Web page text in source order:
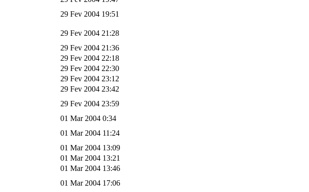
29 Fev 2004 19:51
29 Fev 2004 21:28
29 Fev 2004 21:36
29 Fev 2004 22:18
29 Fev 2004 22:30
29 Fev 2004 23:12
29 Fev 2004 23:42
29 Fev 2004 23:59
01 Mar 2004 0:34
01 Mar 2004 11:24
01 Mar 2004 13:09
01 Mar 2004 13:21
01 Mar 2004 13:46
01 Mar 2004 17:06